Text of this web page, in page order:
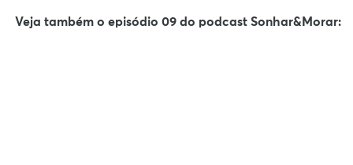
Veja também o episódio 09 do podcast Sonhar&Morar: